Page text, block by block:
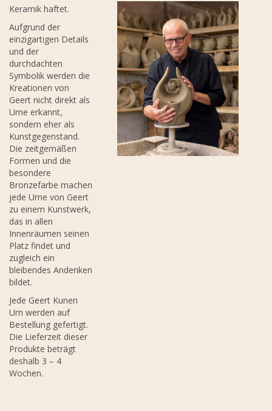
Keramik haftet.
Aufgrund der
einzigartigen Details
und der
durchdachten
Symbolik werden die
Kreationen von
Geert nicht direkt als
Urne erkannt,
sondern eher als
Kunstgegenstand.
Die zeitgemäßen
Formen und die
besondere
Bronzefarbe machen
jede Urne von Geert
zu einem Kunstwerk,
das in allen
Innenräumen seinen
Platz findet und
zugleich ein
bleibendes Andenken
bildet.
Jede Geert Kunen
Urn werden auf
Bestellung gefertigt.
Die Lieferzeit dieser
Produkte beträgt
deshalb 3 – 4
Wochen.